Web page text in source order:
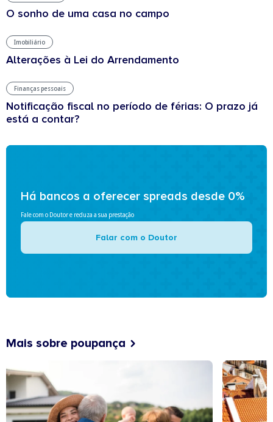
O sonho de uma casa no campo
Imobiliário
Alterações à Lei do Arrendamento
Finanças pessoais
Notificação fiscal no período de férias: O prazo já
está a contar?
Há bancos a oferecer spreads desde 0%
Fale com o Doutor e reduza a sua prestação
Falar com o Doutor
Mais sobre poupança